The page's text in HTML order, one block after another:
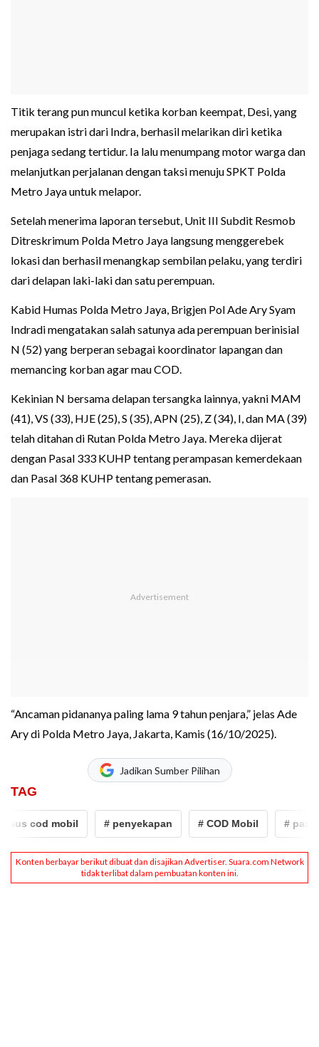
Titik terang pun muncul ketika korban keempat, Desi, yang
merupakan istri dari Indra, berhasil melarikan diri ketika
penjaga sedang tertidur. Ia lalu menumpang motor warga dan
melanjutkan perjalanan dengan taksi menuju SPKT Polda
Metro Jaya untuk melapor.
Setelah menerima laporan tersebut, Unit III Subdit Resmob
Ditreskrimum Polda Metro Jaya langsung menggerebek
lokasi dan berhasil menangkap sembilan pelaku, yang terdiri
dari delapan laki-laki dan satu perempuan.
Kabid Humas Polda Metro Jaya, Brigjen Pol Ade Ary Syam
Indradi mengatakan salah satunya ada perempuan berinisial
N (52) yang berperan sebagai koordinator lapangan dan
memancing korban agar mau COD.
Kekinian N bersama delapan tersangka lainnya, yakni MAM
(41), VS (33), HJE (25), S (35), APN (25), Z (34), I, dan MA (39)
telah ditahan di Rutan Polda Metro Jaya. Mereka dijerat
dengan Pasal 333 KUHP tentang perampasan kemerdekaan
dan Pasal 368 KUHP tentang pemerasan.
“Ancaman pidananya paling lama 9 tahun penjara,” jelas Ade
Ary di Polda Metro Jaya, Jakarta, Kamis (16/10/2025).
Jadikan Sumber Pilihan
TAG
cod mobil # penyekapan # COD Mobil #